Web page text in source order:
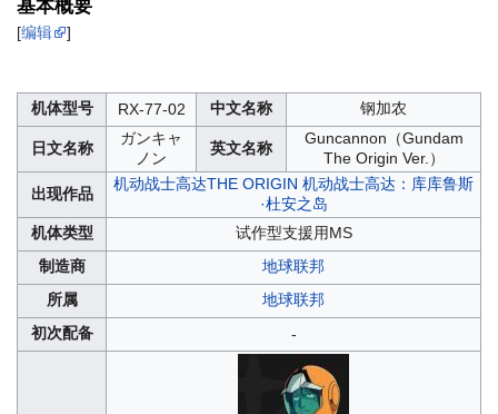
基本概要
[编辑 ]
机体型号 RX-77-02 中文名称 钢加农
日文名称
ガンキャ
ノン
英文名称
Guncannon（Gundam
The Origin Ver.）
出现作品
机动战士高达THE ORIGIN 机动战士高达：库库鲁斯
·杜安之岛
机体类型
试作型支援用MS
制造商
地球联邦
所属
地球联邦
初次配备
-